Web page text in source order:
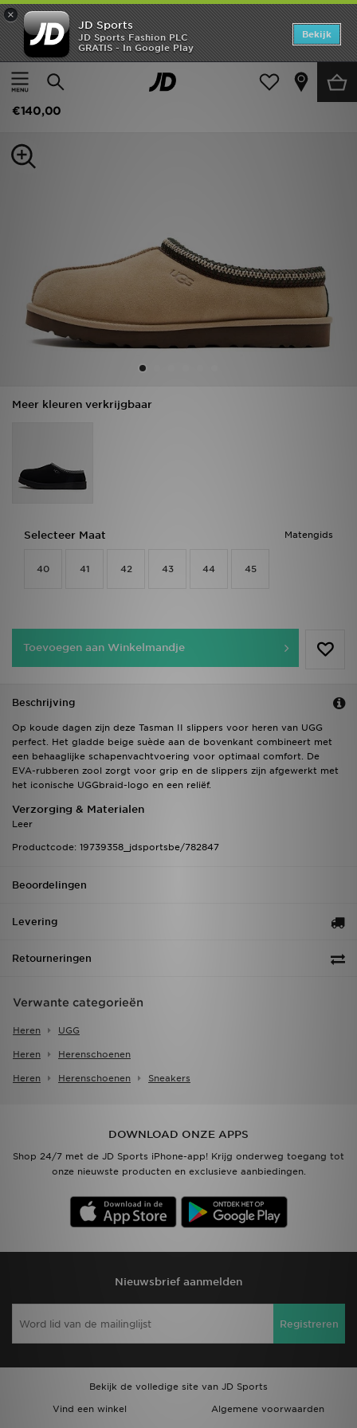
×
JD Sports
JD Sports Fashion PLC
GRATIS - In Google Play
Bekijk
Thuis
Heren Herenschoenen Sneakers
UGG Tasman II
€140,00
Meer kleuren verkrijgbaar
Matengids
Selecteer Maat
40 41 42 43 44 45
Toevoegen aan Winkelmandje
Beschrijving
Op koude dagen zijn deze Tasman II slippers voor heren van UGG
perfect. Het gladde beige suède aan de bovenkant combineert met
een behaaglijke schapenvachtvoering voor optimaal comfort. De
EVA-rubberen zool zorgt voor grip en de slippers zijn afgewerkt met
het iconische UGGbraid-logo en een reliëf.
Verzorging & Materialen
Leer
Productcode: 19739358_jdsportsbe/782847
Beoordelingen
Levering
Retourneringen
Verwante categorieën
Heren UGG
Heren Herenschoenen
Heren Herenschoenen Sneakers
DOWNLOAD ONZE APPS
Shop 24/7 met de JD Sports iPhone-app! Krijg onderweg toegang tot
onze nieuwste producten en exclusieve aanbiedingen.
Nieuwsbrief aanmelden
Registreren
Bekijk de volledige site van JD Sports
Vind een winkel
Algemene voorwaarden
Home
Offers
Dames
Voetbal
Sports
Mijn JD
Download de app
Wie wij zijn